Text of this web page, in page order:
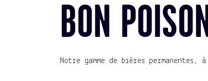
BON
Notre gamme de bières